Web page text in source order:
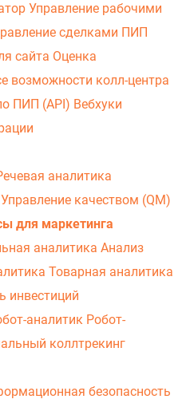
Управление рабочими
сделками ПИП
сайта Оценка
возможности колл-центра
ПИП (API) Вебхуки
аналитика
Управление качеством (QM)
для маркетинга
аналитика Анализ
Товарная аналитика
инвестиций
аналитик Робот-
коллтрекинг
безопасность